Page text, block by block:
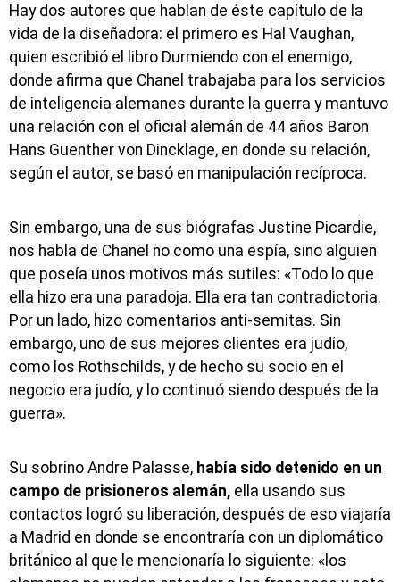
Hay dos autores que hablan de éste capítulo de la
vida de la diseñadora: el primero es Hal Vaughan,
quien escribió el libro Durmiendo con el enemigo,
donde afirma que Chanel trabajaba para los servicios
de inteligencia alemanes durante la guerra y mantuvo
una relación con el oficial alemán de 44 años Baron
Hans Guenther von Dincklage, en donde su relación,
según el autor, se basó en manipulación recíproca.
Sin embargo, una de sus biógrafas Justine Picardie,
nos habla de Chanel no como una espía, sino alguien
que poseía unos motivos más sutiles: «Todo lo que
ella hizo era una paradoja. Ella era tan contradictoria.
Por un lado, hizo comentarios anti-semitas. Sin
embargo, uno de sus mejores clientes era judío,
como los Rothschilds, y de hecho su socio en el
negocio era judío, y lo continuó siendo después de la
guerra».
Su sobrino Andre Palasse, había sido detenido en un
campo de prisioneros alemán, ella usando sus
contactos logró su liberación, después de eso viajaría
a Madrid en donde se encontraría con un diplomático
británico al que le mencionaría lo siguiente: «los